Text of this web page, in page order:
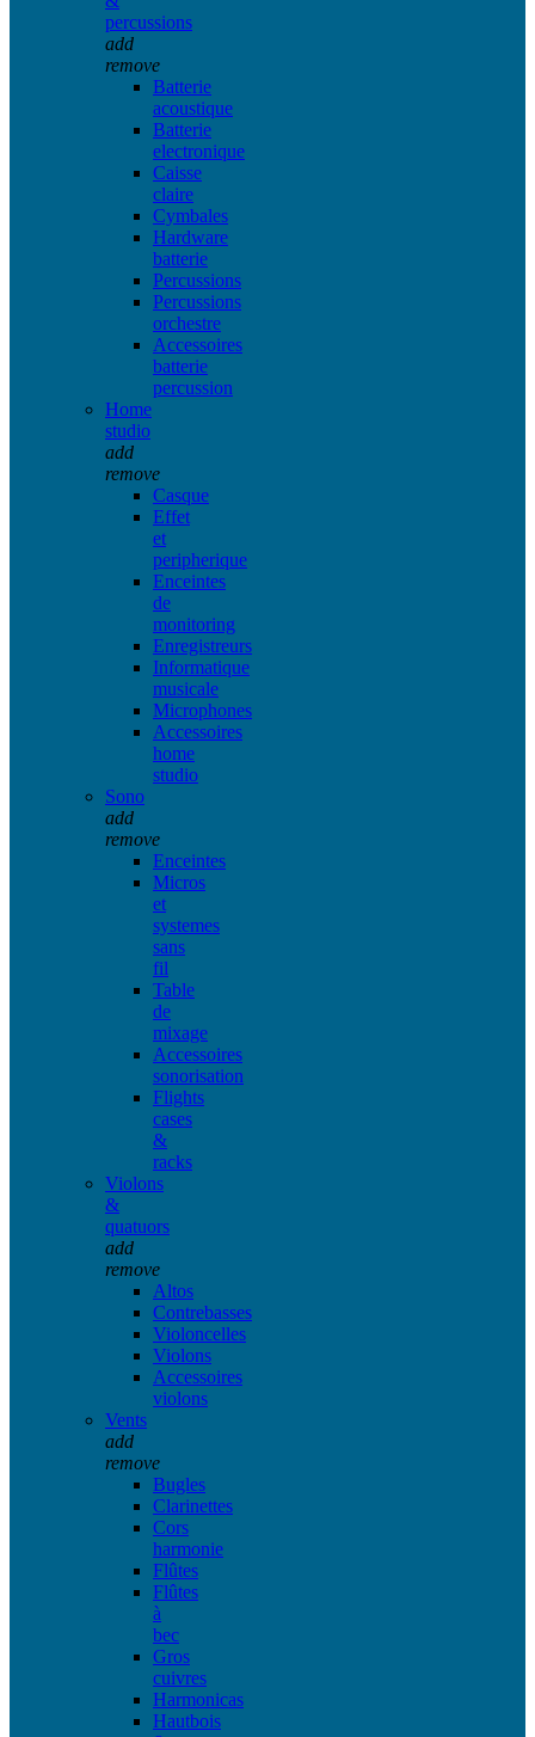
percussions
add
remove
Batterie
acoustique
Batterie
electronique
Caisse
claire
Cymbales
Hardware
batterie
Percussions
Percussions
orchestre
Accessoires
batterie
percussion
Home
studio
add
remove
Casque
Effet
et
peripherique
Enceintes
de
monitoring
Enregistreurs
Informatique
musicale
Microphones
Accessoires
home
studio
Sono
add
remove
Enceintes
Micros
et
systemes
sans
fil
Table
de
mixage
Accessoires
sonorisation
Flights
cases
&
racks
Violons
&
quatuors
add
remove
Altos
Contrebasses
Violoncelles
Violons
Accessoires
violons
Vents
add
remove
Bugles
Clarinettes
Cors
harmonie
Flûtes
Flûtes
à
bec
Gros
cuivres
Harmonicas
Hautbois